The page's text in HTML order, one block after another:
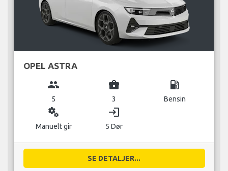
OPEL ASTRA
group
5
business_center
3
local_gas_station
Bensin
miscellaneous_services
Manuelt gir
login
5 Dør
SE DETALJER...